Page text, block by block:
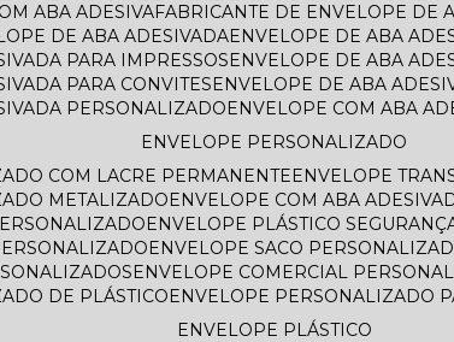
ABA ADESIVA FABRICANTE DE ENVELOPE DE
DE ABA ADESIVADA
ENVELOPE DE ABA
PARA IMPRESSOS
ENVELOPE DE ABA
PARA CONVITES
ENVELOPE DE ABA
PERSONALIZADO
ENVELOPE COM ABA
ENVELOPE PERSONALIZADO
COM LACRE PERMANENTE
ENVELOPE
METALIZADO
ENVELOPE COM ABA
ENVELOPE PLÁSTICO
ENVELOPE SACO
ENVELOPE COMERCIAL
DE PLÁSTICO
ENVELOPE PERSONALIZADO
ENVELOPE PLÁSTICO